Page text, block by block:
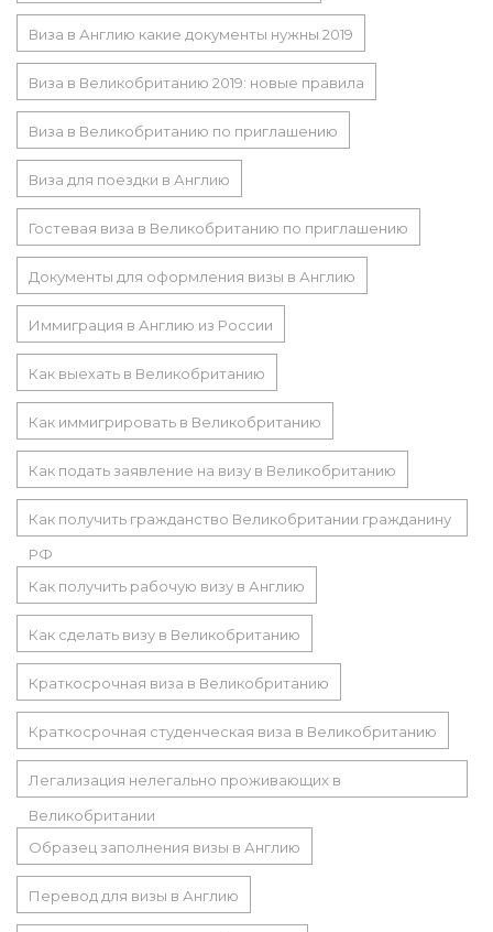
Виза в Англию какие документы нужны 2019
Виза в Великобританию 2019: новые правила
Виза в Великобританию по приглашению
Виза для поездки в Англию
Гостевая виза в Великобританию по приглашению
Документы для оформления визы в Англию
Иммиграция в Англию из России
Как выехать в Великобританию
Как иммигрировать в Великобританию
Как подать заявление на визу в Великобританию
Как получить гражданство Великобритании гражданину
РФ
Как получить рабочую визу в Англию
Как сделать визу в Великобританию
Краткосрочная виза в Великобританию
Краткосрочная студенческая виза в Великобританию
Легализация нелегально проживающих в
Великобритании
Образец заполнения визы в Англию
Перевод для визы в Англию